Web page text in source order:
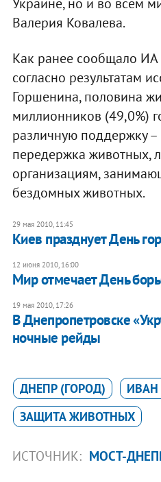
Валерия Ковалева.
Как ранее сообщало
согласно результатам
Горшенина, половина
миллионников (49,0%)
различную поддержку
передержка животных,
организациям,
бездомных животных.
29 мая 2010, 11:45
Киев празднует День
12 июня 2010, 16:00
Мир отмечает День
19 мая 2010, 17:26
В Днепропетровске
ночные рейды
ДНЕПР (ГОРОД)
ИВАН
ЗАЩИТА ЖИВОТНЫХ
ИСТОЧНИК: МОСТ-